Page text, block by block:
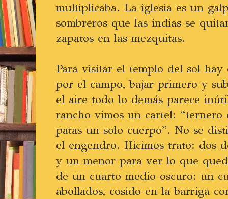
multiplicaba. La iglesia es un
sombreros que las indias se
zapatos en las mezquitas.
Para visitar el templo del sol
por el campo, bajar primero y
el aire todo lo demás parece
rancho vimos un cartel: “ternero
patas un solo cuerpo”. No se
el engendro. Hicimos trato: dos
y un menor para ver lo que
de un cuarto medio oscuro: un
abollados, cosido en la barriga